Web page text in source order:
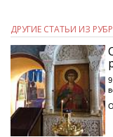
ДРУГИЕ СТАТЬИ ИЗ